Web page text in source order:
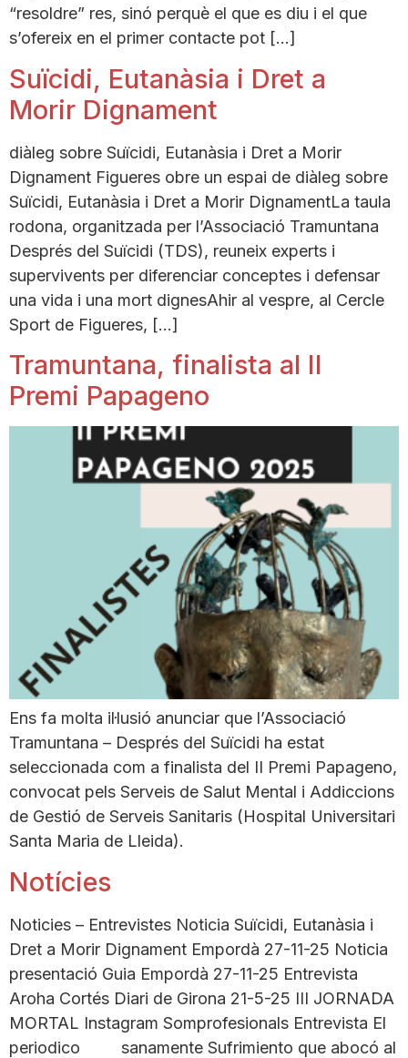
“resoldre” res, sinó perquè el que es diu i el que
s’ofereix en el primer contacte pot […]
Suïcidi, Eutanàsia i Dret a
Morir Dignament
diàleg sobre Suïcidi, Eutanàsia i Dret a Morir
Dignament Figueres obre un espai de diàleg sobre
Suïcidi, Eutanàsia i Dret a Morir DignamentLa taula
rodona, organitzada per l’Associació Tramuntana
Després del Suïcidi (TDS), reuneix experts i
supervivents per diferenciar conceptes i defensar
una vida i una mort dignesAhir al vespre, al Cercle
Sport de Figueres, […]
Tramuntana, finalista al II
Premi Papageno
Ens fa molta il·lusió anunciar que l’Associació
Tramuntana – Després del Suïcidi ha estat
seleccionada com a finalista del II Premi Papageno,
convocat pels Serveis de Salut Mental i Addiccions
de Gestió de Serveis Sanitaris (Hospital Universitari
Santa Maria de Lleida).
Notícies
Noticies – Entrevistes Noticia Suïcidi, Eutanàsia i
Dret a Morir Dignament Empordà 27-11-25 Noticia
presentació Guia Empordà 27-11-25 Entrevista
Aroha Cortés Diari de Girona 21-5-25 III JORNADA
MORTAL Instagram Somprofesionals Entrevista El
periodico sanamente Sufrimiento que abocó al